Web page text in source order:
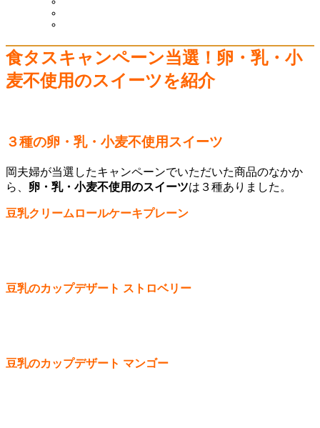
食タスキャンペーン当選！卵・乳・小
麦不使用のスイーツを紹介
３種の卵・乳・小麦不使用スイーツ
岡夫婦が当選したキャンペーンでいただいた商品のなかか
ら、 卵・乳・小麦不使用のスイーツは３種ありました。
豆乳クリームロールケーキプレーン
豆乳のカップデザート ストロベリー
豆乳のカップデザート マンゴー